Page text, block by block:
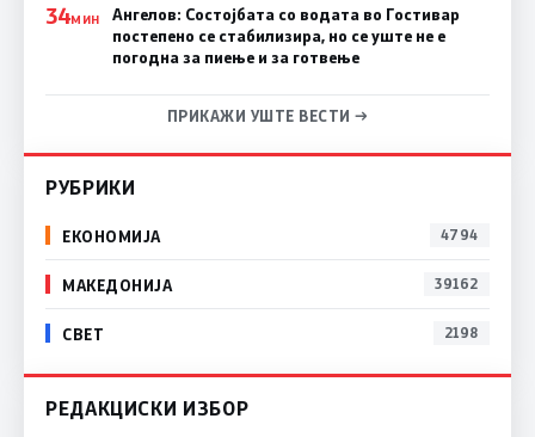
34МИН
Ангелов: Состојбата со водата во Гостивар
постепено се стабилизира, но се уште не е
погодна за пиење и за готвење
ПРИКАЖИ УШТЕ ВЕСТИ →
РУБРИКИ
ЕКОНОМИЈА 4794
МАКЕДОНИЈА 39162
СВЕТ 2198
РЕДАКЦИСКИ ИЗБОР